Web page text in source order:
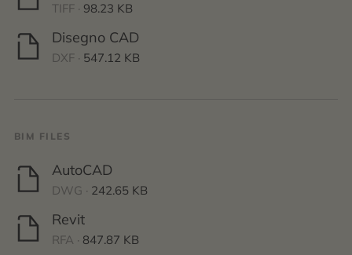
TIFF · 98.23 KB
Disegno CAD
DXF · 547.12 KB
BIM FILES
AutoCAD
DWG · 242.65 KB
Revit
RFA · 847.87 KB